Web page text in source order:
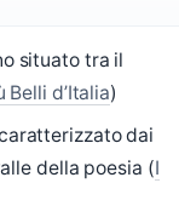
situato tra il
Belli d’Italia)
dai
della poesia (I